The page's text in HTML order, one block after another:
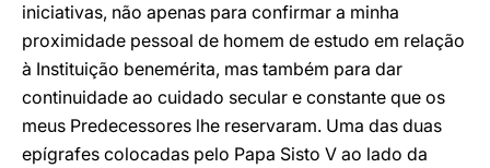
iniciativas, não apenas para confirmar a minha
proximidade pessoal de homem de estudo em relação
à Instituição benemérita, mas também para dar
continuidade ao cuidado secular e constante que os
meus Predecessores lhe reservaram. Uma das duas
epígrafes colocadas pelo Papa Sisto V ao lado da